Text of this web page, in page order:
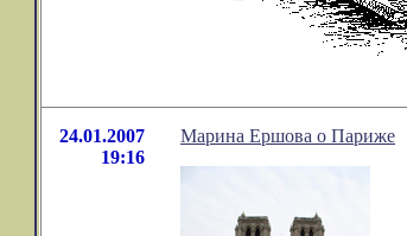
24.01.2007
19:16
Марина Ершова о Париже